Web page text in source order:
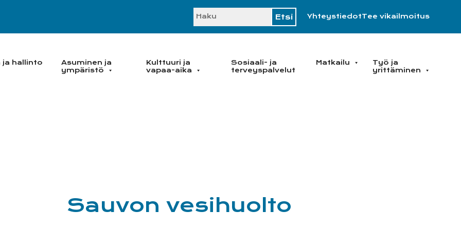
SEARCH
YhteystiedotTee vikailmoitus
ja hallinto
Asuminen ja
ympäristö
Kulttuuri ja
vapaa-aika
Sosiaali- ja
terveyspalvelut
Matkailu
Työ ja
yrittäminen
Sauvon vesihuolto